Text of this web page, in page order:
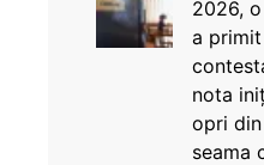
2026,
a
nota
opri
seama